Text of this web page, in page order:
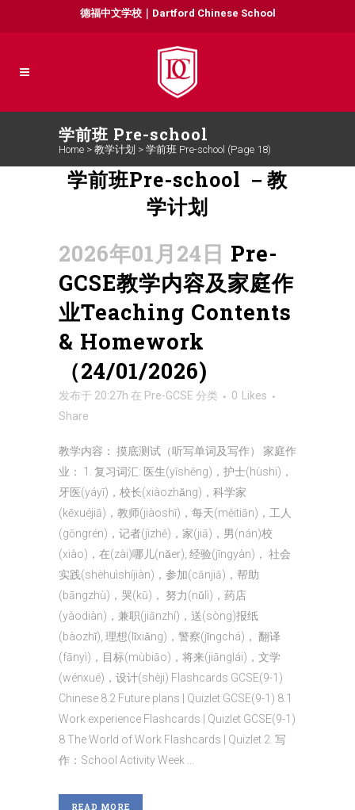
德福中文学校｜Dartford Chinese School
学前班 Pre-school
Home > 教学计划 > 学前班 Pre-school (Page 18)
学前班Pre-school －教
学计划
2026年01月24日 Pre-
GCSE教学内容及家庭作
业Teaching Contents
& Homework
（24/01/2026)
发布于 20:27h 在 Pre-GCSE 分类 0
Likes
Share
教学内容： 摸底测试（听写单词及写作） 家庭作
业： 1. 复习词汇: 医生(yīshēng)，护士(hùshi)，
牙医(yáyī)，校长(xiàozhǎng)，科学家
(kēxuéjiā)，教师(jiàoshī)，每天(měitiān)，工人
(gōngrén)，记者(jìzhě)，家(jiā)，男(nán)校
(xiào)，在(zài)哪儿(nǎer), 经验(jīngyàn)， 社会
实践(shèhuìshíjiàn)，参加(cānjiā)，帮助
(bāngzhù)，哭(kū)， 努力(nǔlì)，药店
(yàodiàn)，兼职(jiānzhí)，送(sòng)报纸
(bàozhǐ), 理想(lǐxiǎng)，警察(jǐngchá)， 翻译
(fānyì)，目标(mùbiāo)，将来(jiānglái)，文学
(wénxué)，设计(shèji) Flashcards GCSE(9-1)
Chinese 8.2 Future plans | Quizlet GCSE(9-1) 8.1
Work experience Flashcards | Quizlet GCSE(9-1)
8 The World of Work Flashcards | Quizlet 2. 写
作：School Activity Week ...
READ MORE